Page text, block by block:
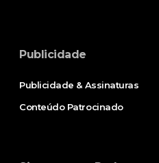
Publicidade
Publicidade & Assinaturas
Conteúdo Patrocinado